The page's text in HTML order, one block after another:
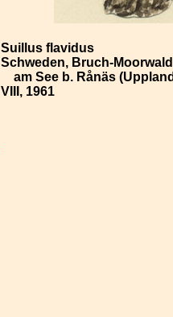
Suillus flavidus
Schweden, Bruch-
am See b. Rånäs
VIII, 1961